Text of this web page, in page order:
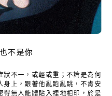
不是你
狀不一，或輕或重；不論是為何
身上，跟著他亂跑亂跳，不肯安
得無人能體貼入裡地相印，於是